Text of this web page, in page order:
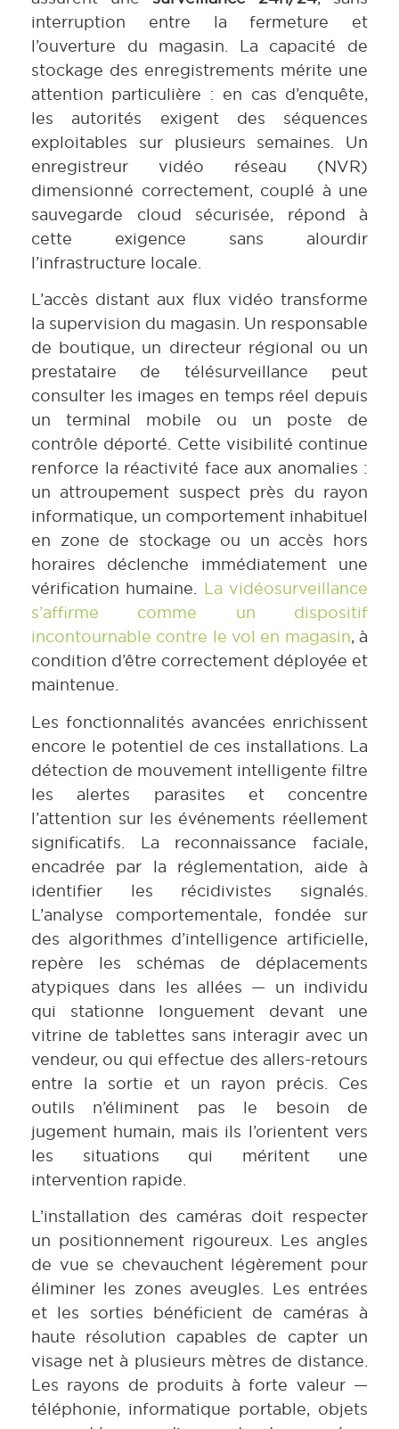
interruption entre la fermeture et
l’ouverture du magasin. La capacité de
stockage des enregistrements mérite une
attention particulière : en cas d’enquête,
les autorités exigent des séquences
exploitables sur plusieurs semaines. Un
enregistreur vidéo réseau (NVR)
dimensionné correctement, couplé à une
sauvegarde cloud sécurisée, répond à
cette exigence sans alourdir
l’infrastructure locale.
L’accès distant aux flux vidéo transforme
la supervision du magasin. Un responsable
de boutique, un directeur régional ou un
prestataire de télésurveillance peut
consulter les images en temps réel depuis
un terminal mobile ou un poste de
contrôle déporté. Cette visibilité continue
renforce la réactivité face aux anomalies :
un attroupement suspect près du rayon
informatique, un comportement inhabituel
en zone de stockage ou un accès hors
horaires déclenche immédiatement une
vérification humaine. La vidéosurveillance
s’affirme comme un dispositif
incontournable contre le vol en magasin, à
condition d’être correctement déployée et
maintenue.
Les fonctionnalités avancées enrichissent
encore le potentiel de ces installations. La
détection de mouvement intelligente filtre
les alertes parasites et concentre
l’attention sur les événements réellement
significatifs. La reconnaissance faciale,
encadrée par la réglementation, aide à
identifier les récidivistes signalés.
L’analyse comportementale, fondée sur
des algorithmes d’intelligence artificielle,
repère les schémas de déplacements
atypiques dans les allées — un individu
qui stationne longuement devant une
vitrine de tablettes sans interagir avec un
vendeur, ou qui effectue des allers-retours
entre la sortie et un rayon précis. Ces
outils n’éliminent pas le besoin de
jugement humain, mais ils l’orientent vers
les situations qui méritent une
intervention rapide.
L’installation des caméras doit respecter
un positionnement rigoureux. Les angles
de vue se chevauchent légèrement pour
éliminer les zones aveugles. Les entrées
et les sorties bénéficient de caméras à
haute résolution capables de capter un
visage net à plusieurs mètres de distance.
Les rayons de produits à forte valeur —
téléphonie, informatique portable, objets